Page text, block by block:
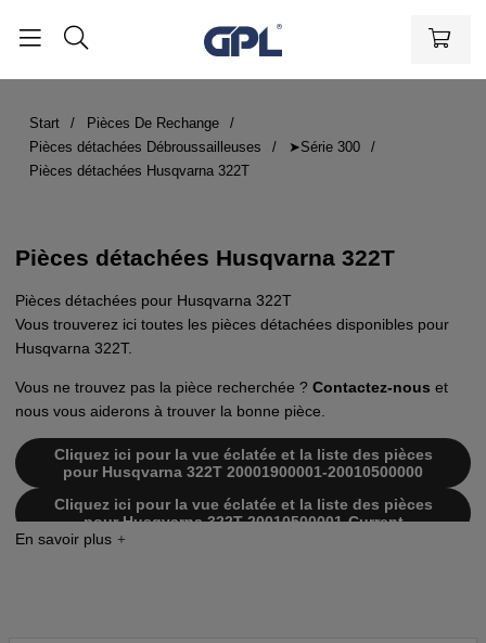
Start
Pièces De Rechange
Pièces détachées Débroussailleuses
➤Série 300
Pièces détachées Husqvarna 322T
Pièces détachées Husqvarna 322T
Pièces détachées pour Husqvarna 322T
Vous trouverez ici toutes les pièces détachées disponibles pour
Husqvarna 322T.
Vous ne trouvez pas la pièce recherchée ? Contactez-nous et
nous vous aiderons à trouver la bonne pièce.
Cliquez ici pour la vue éclatée et la liste des pièces
pour Husqvarna 322T 20001900001-20010500000
Cliquez ici pour la vue éclatée et la liste des pièces
pour Husqvarna 322T 20010500001-Current